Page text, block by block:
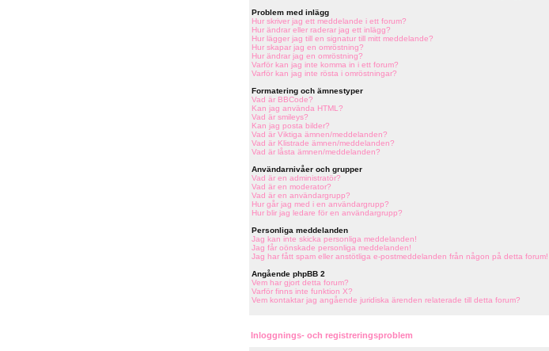
Problem med inlägg
Hur skriver jag ett meddelande i ett forum?
Hur ändrar eller raderar jag ett inlägg?
Hur lägger jag till en signatur till mitt meddelande?
Hur skapar jag en omröstning?
Hur ändrar jag en omröstning?
Varför kan jag inte komma in i ett forum?
Varför kan jag inte rösta i omröstningar?
Formatering och ämnestyper
Vad är BBCode?
Kan jag använda HTML?
Vad är smileys?
Kan jag posta bilder?
Vad är Viktiga ämnen/meddelanden?
Vad är Klistrade ämnen/meddelanden?
Vad är låsta ämnen/meddelanden?
Användarnivåer och grupper
Vad är en administratör?
Vad är en moderator?
Vad är en användargrupp?
Hur går jag med i en användargrupp?
Hur blir jag ledare för en användargrupp?
Personliga meddelanden
Jag kan inte skicka personliga meddelanden!
Jag får oönskade personliga meddelanden!
Jag har fått spam eller anstötliga e-postmeddelanden från någon på detta forum!
Angående phpBB 2
Vem har gjort detta forum?
Varför finns inte funktion X?
Vem kontaktar jag angående juridiska ärenden relaterade till detta forum?
Inloggnings- och registreringsproblem